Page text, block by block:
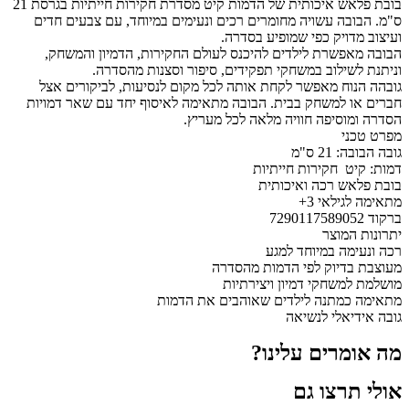
בובת פלאש איכותית של הדמות קיט מסדרת חקירות חייתיות בגרסת 21
ס"מ. הבובה עשויה מחומרים רכים ונעימים במיוחד, עם צבעים חדים
ועיצוב מדויק כפי שמופיע בסדרה.
הבובה מאפשרת לילדים להיכנס לעולם החקירות, הדמיון והמשחק,
וניתנת לשילוב במשחקי תפקידים, סיפור וסצנות מהסדרה.
גובהה הנוח מאפשר לקחת אותה לכל מקום לנסיעות, לביקורים אצל
חברים או למשחק בבית. הבובה מתאימה לאיסוף יחד עם שאר דמויות
הסדרה ומוסיפה חוויה מלאה לכל מעריץ.
מפרט טכני
גובה הבובה: 21 ס"מ
דמות: קיט חקירות חייתיות
בובת פלאש רכה ואיכותית
מתאימה לגילאי 3+
ברקוד 7290117589052
יתרונות המוצר
רכה ונעימה במיוחד למגע
מעוצבת בדיוק לפי הדמות מהסדרה
מושלמת למשחקי דמיון ויצירתיות
מתאימה כמתנה לילדים שאוהבים את הדמות
גובה אידיאלי לנשיאה
מה אומרים עלינו?
אולי תרצו גם